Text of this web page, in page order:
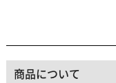
商品について